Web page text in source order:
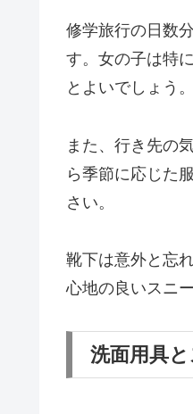
修学旅行の日数
す。女の子は特
とよいでしょう。
また、行き先の
ら季節に応じた
さい。
靴下は意外と忘
心地の良いスニ
洗面用具